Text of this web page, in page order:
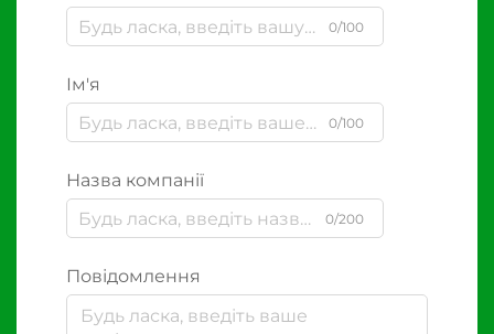
0/100
Ім'я
0/100
Назва компанії
0/200
Повідомлення